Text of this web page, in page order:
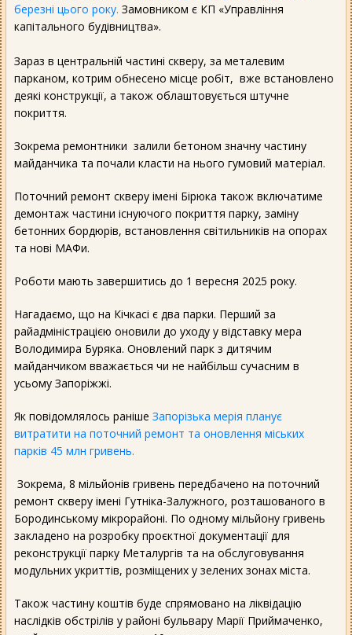
березні цього року. Замовником є КП «Управління
капітального будівництва».
Зараз в центральній частині скверу, за металевим
парканом, котрим обнесено місце робіт, вже встановлено
деякі конструкції, а також облаштовується штучне
покриття.
Зокрема ремонтники залили бетоном значну частину
майданчика та почали класти на нього гумовий матеріал.
Поточний ремонт скверу імені Бірюка також включатиме
демонтаж частини існуючого покриття парку, заміну
бетонних бордюрів, встановлення світильників на опорах
та нові МАФи.
Роботи мають завершитись до 1 вересня 2025 року.
Нагадаємо, що на Кічкасі є два парки. Перший за
райадміністрацією оновили до уходу у відставку мера
Володимира Буряка. Оновлений парк з дитячим
майданчиком вважається чи не найбільш сучасним в
усьому Запоріжжі.
Як повідомлялось раніше Запорізька мерія планує
витратити на поточний ремонт та оновлення міських
парків 45 млн гривень.
Зокрема, 8 мільйонів гривень передбачено на поточний
ремонт скверу імені Гутніка-Залужного, розташованого в
Бородинському мікрорайоні. По одному мільйону гривень
закладено на розробку проєктної документації для
реконструкції парку Металургів та на обслуговування
модульних укриттів, розміщених у зелених зонах міста.
Також частину коштів буде спрямовано на ліквідацію
наслідків обстрілів у районі бульвару Марії Приймаченко,